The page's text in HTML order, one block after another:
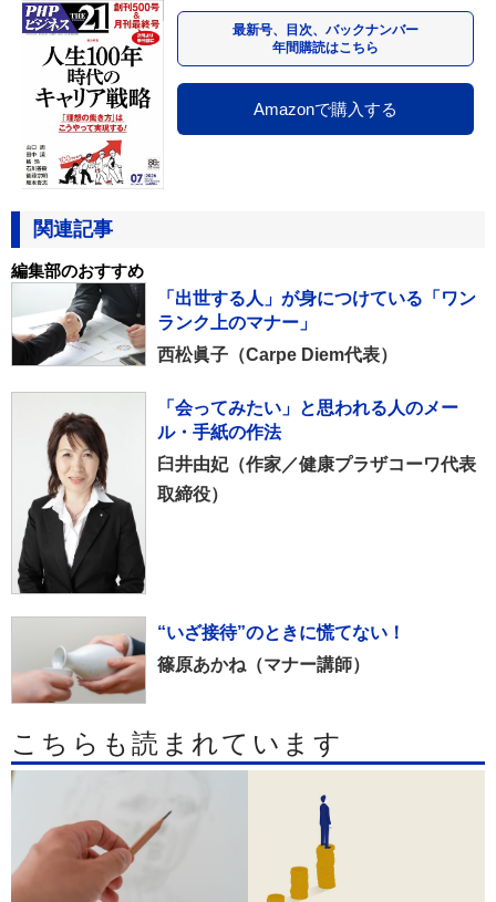
最新号、目次、バックナンバー
年間購読はこちら
Amazonで購入する
関連記事
編集部のおすすめ
「出世する人」が身につけている「ワン
ランク上のマナー」
西松眞子（Carpe Diem代表）
「会ってみたい」と思われる人のメー
ル・手紙の作法
臼井由妃（作家／健康プラザコーワ代表
取締役）
“いざ接待”のときに慌てない！
篠原あかね（マナー講師）
こちらも読まれています